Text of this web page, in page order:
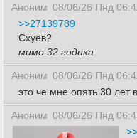
Аноним 08/06/26 Пнд
>>27139789
Схуев?
мимо 32 годика
Аноним 08/06/26 Пнд
это че мне опять 30 лет
Аноним 08/06/26 Пнд